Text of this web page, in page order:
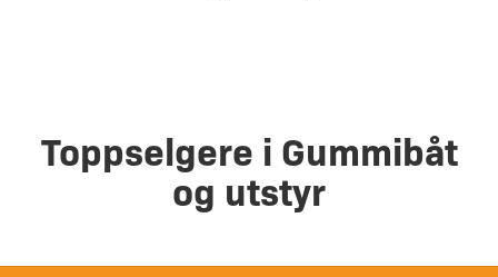
Toppselgere i Gummibåt
og utstyr